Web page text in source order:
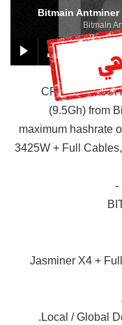
Bitmain Antminer
Bitmain
CRYPTO
(9.5Gh) from
maximum hashrate
3425W + Full
Jasminer X4 +
Local / Global